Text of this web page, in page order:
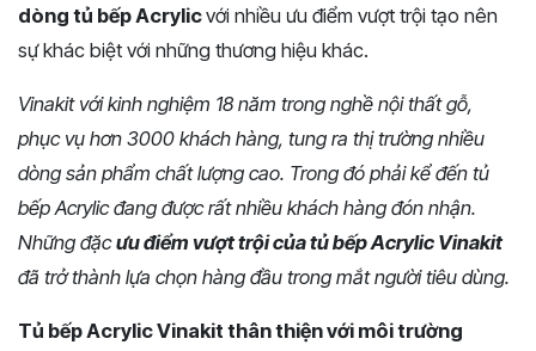
dòng tủ bếp Acrylicvới nhiều ưu điểm vượt trội tạo nên
sự khác biệt với những thương hiệu khác.
Vinakit với kinh nghiệm 18 năm trong nghề nội thất gỗ,
phục vụ hơn 3000 khách hàng, tung ra thị trường nhiều
dòng sản phẩm chất lượng cao. Trong đó phải kể đến tủ
bếp Acrylic đang đượcrấtnhiều khách hàng đón nhận.
Những đặcưu điểm vượt trội của tủ bếp Acrylic Vinakit
đã trở thành lựa chọn hàng đầu trong mắt người tiêu dùng.
Tủ bếp Acrylic Vinakit thân thiện với môi trường